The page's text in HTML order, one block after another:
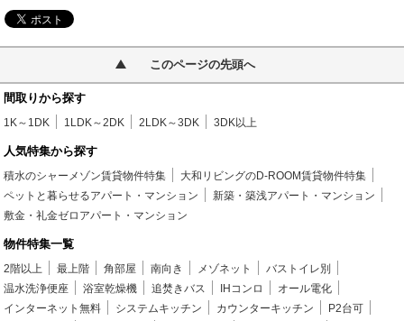
このページの先頭へ
間取りから探す
1K～1DK 1LDK～2DK 2LDK～3DK 3DK以上
人気特集から探す
積水のシャーメゾン賃貸物件特集
大和リビングのD-ROOM賃貸物件特集
ペットと暮らせるアパート・マンション
新築・築浅アパート・マンション
敷金・礼金ゼロアパート・マンション
物件特集一覧
2階以上 最上階 角部屋 南向き メゾネット
バストイレ別
温水洗浄便座
浴室乾燥機 追焚きバス IHコンロ
オール電化
インターネット無料
システムキッチン カウンターキッチン
P2台可